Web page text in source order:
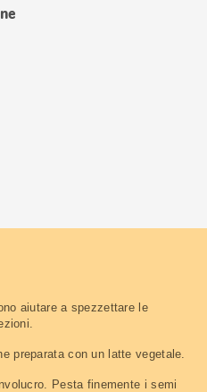
aiutare a spezzettare le
preparata con un latte vegetale.
Pesta finemente i semi